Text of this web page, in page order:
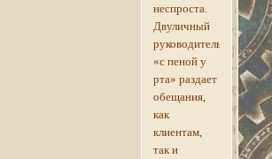
неспроста.
Двуличный
руководитель
«с пеной у
рта» раздает
обещания,
как
клиентам,
так и